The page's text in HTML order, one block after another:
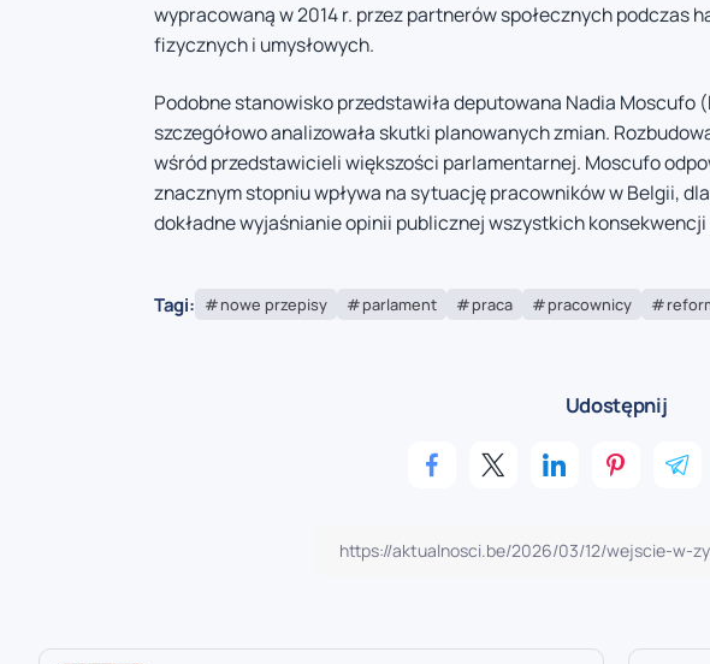
wypracowaną w 2014 r. przez partnerów społecznych podczas
fizycznych i umysłowych.
Podobne stanowisko przedstawiła deputowana Nadia Moscufo
szczegółowo analizowała skutki planowanych zmian.
wśród przedstawicieli większości parlamentarnej. Moscufo
znacznym stopniu wpływa na sytuację pracowników w Belgii,
dokładne wyjaśnianie opinii publicznej wszystkich
Tagi: nowe przepisy parlament praca pracownicy
Udostępnij